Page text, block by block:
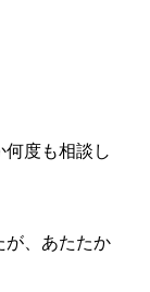
何度も相談し
が、あたたか